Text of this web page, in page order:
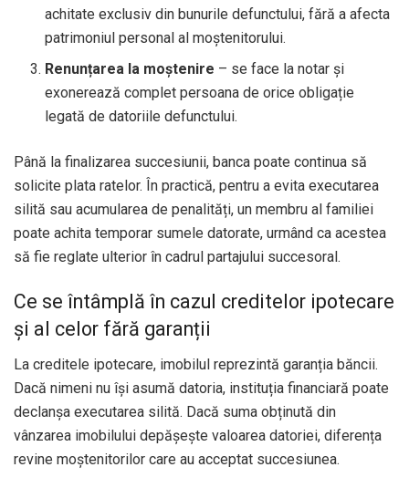
achitate exclusiv din bunurile defunctului, fără a afecta
patrimoniul personal al moștenitorului.
Renunțarea la moștenire – se face la notar și
exonerează complet persoana de orice obligație
legată de datoriile defunctului.
Până la finalizarea succesiunii, banca poate continua să
solicite plata ratelor. În practică, pentru a evita executarea
silită sau acumularea de penalități, un membru al familiei
poate achita temporar sumele datorate, urmând ca acestea
să fie reglate ulterior în cadrul partajului succesoral.
Ce se întâmplă în cazul creditelor ipotecare
și al celor fără garanții
La creditele ipotecare, imobilul reprezintă garanția băncii.
Dacă nimeni nu își asumă datoria, instituția financiară poate
declanșa executarea silită. Dacă suma obținută din
vânzarea imobilului depășește valoarea datoriei, diferența
revine moștenitorilor care au acceptat succesiunea.